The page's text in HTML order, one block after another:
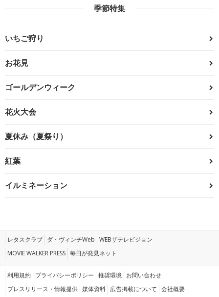
季節特集
いちご狩り
お花見
ゴールデンウィーク
花火大会
夏休み（夏祭り）
紅葉
イルミネーション
レタスクラブ ダ・ヴィンチWeb WEBザテレビジョン
MOVIE WALKER PRESS 毎日が発見ネット
利用規約 プライバシーポリシー 推奨環境 お問い合わせ
プレスリリース・情報提供 媒体資料 広告掲載について 会社概要